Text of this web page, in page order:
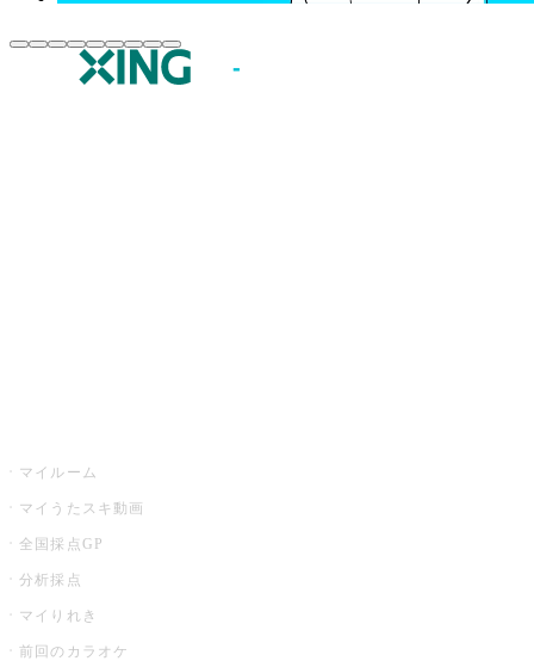
マイルーム
マイうたスキ動画
全国採点GP
分析採点
マイりれき
前回のカラオケ